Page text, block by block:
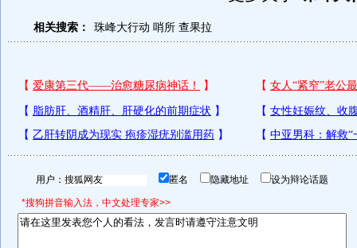
相关搜索： 珠峰大行动 哨所 查果拉
用户： 匿名 隐藏地址 设为辩论话题
*搜狗拼音输入法，中文处理专家>>